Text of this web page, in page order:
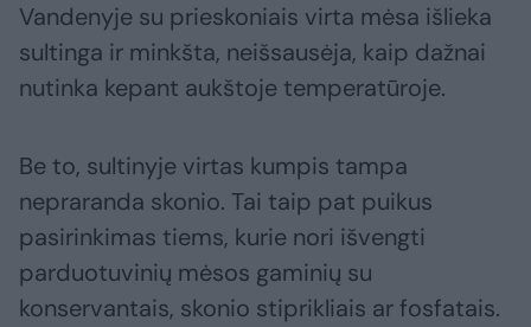
Vandenyje su prieskoniais virta mėsa išlieka
sultinga ir minkšta, neišsausėja, kaip dažnai
nutinka kepant aukštoje temperatūroje.
Be to, sultinyje virtas kumpis tampa
nepraranda skonio. Tai taip pat puikus
pasirinkimas tiems, kurie nori išvengti
parduotuvinių mėsos gaminių su
konservantais, skonio stiprikliais ar fosfatais.